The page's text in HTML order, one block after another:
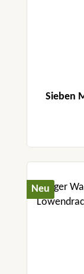
Sieben
Neu